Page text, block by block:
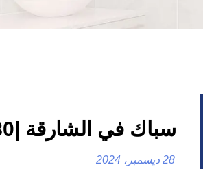
سباك في الشارقة |0557821580 |صيانة عامة
28 ديسمبر، 2024